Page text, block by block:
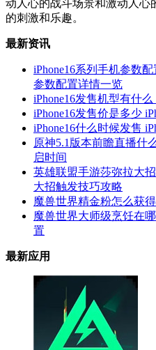
动人心的战斗场景和激动人心
的刺激和乐趣。
最新资讯
iPhone16系列手机参数
参数配置详情一览
iPhone16发售机型有什
iPhone16发售价是多少
iPhone16什么时候发售
原神5.1版本前瞻直播什
启时间
英雄联盟手游莎弥拉大
大招触发技巧攻略
魔兽世界精金粉怎么获
魔兽世界大师级烹饪在
置
最新应用